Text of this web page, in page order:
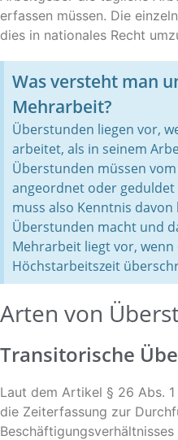
erfassen müssen. Die
dies in nationales Recht
Was versteht man
Mehrarbeit?
Überstunden liegen vor,
arbeitet, als in seinem
Überstunden müssen
angeordnet oder
muss also Kenntnis
Überstunden macht und
Mehrarbeit liegt vor, wenn
Höchstarbeitszeit
Arten von
Transitorische
Laut dem Artikel § 26 Abs.
die Zeiterfassung zur